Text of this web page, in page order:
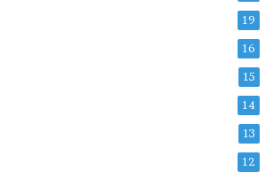
19
16
15
14
13
12